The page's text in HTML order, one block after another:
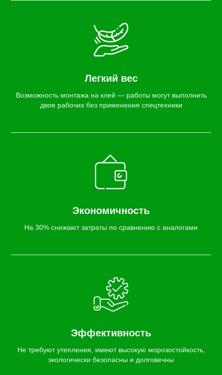
Легкий вес
Возможность монтажа на клей — работы могут выполнить
двое рабочих без применения спецтехники
Экономичность
На 30% снижают затраты по сравнению с аналогами
Эффективность
Не требуют утепления, имеют высокую морозостойкость,
экологически безопасны и долговечны